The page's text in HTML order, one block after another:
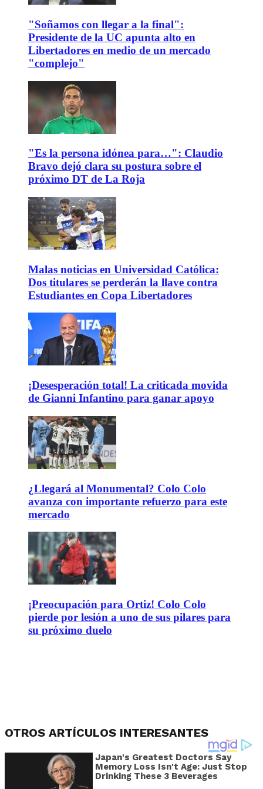
"Soñamos con llegar a la final":
Presidente de la UC apunta alto en
Libertadores en medio de un mercado
"complejo"
"Es la persona idónea para…": Claudio
Bravo dejó clara su postura sobre el
próximo DT de La Roja
Malas noticias en Universidad Católica:
Dos titulares se perderán la llave contra
Estudiantes en Copa Libertadores
¡Desesperación total! La criticada movida
de Gianni Infantino para ganar apoyo
¿Llegará al Monumental? Colo Colo
avanza con importante refuerzo para este
mercado
¡Preocupación para Ortiz! Colo Colo
pierde por lesión a uno de sus pilares para
su próximo duelo
OTROS ARTÍCULOS INTERESANTES
Japan's Greatest Doctors Say
Memory Loss Isn't Age: Just Stop
Drinking These 3 Beverages